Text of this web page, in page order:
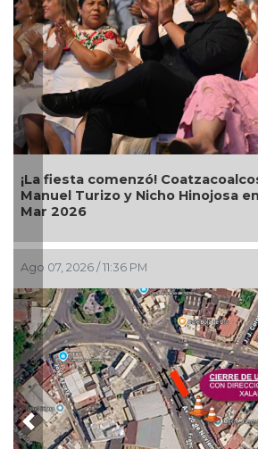
del
Alcalde Samuel Acosta
Bugambilias en El Tejar
Ago 07, 2026 / 7:00 PM
Previous